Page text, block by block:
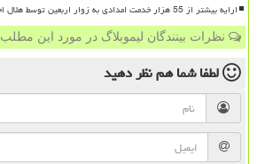
ارایه بیشتر از 55 هزار خدمت امدادی به زوار اربعین توسط هلال احمر
نظرات بینندگان لیموبلاگ در مورد این مطلب
لطفا شما همنظر دهید